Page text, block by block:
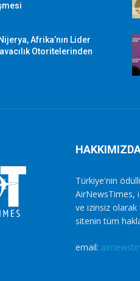
Afrika’nın Lider
Otoritelerinden
Türkiye'nin
AirNewsTimes,
ve izinsiz olarak
sitenin tüm
email: